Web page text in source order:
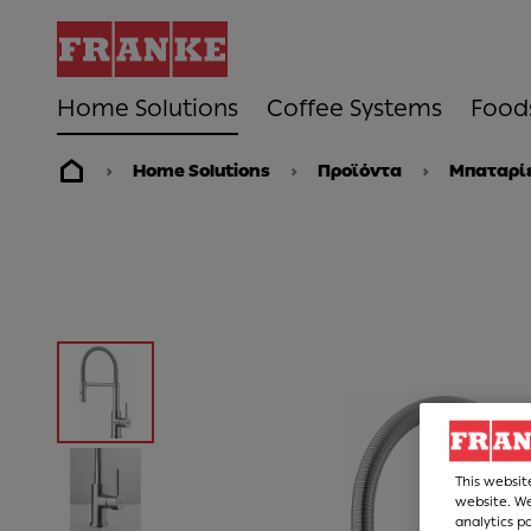
Home Solutions Coffee Systems
Home Solutions Προϊόντα
This
website.
analytics